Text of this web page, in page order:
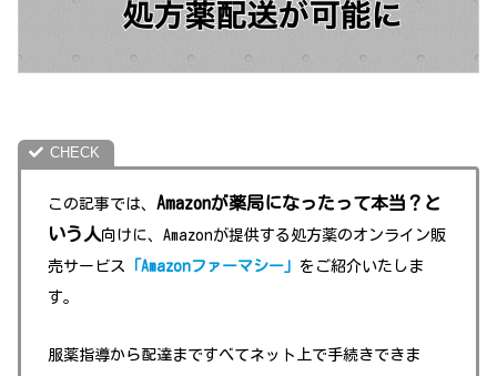
この記事では、 Amazonが薬局になったって本当？と
いう人 向けに、Amazonが提供する処方薬のオンライン販
売サービス 「Amazonファーマシー」 をご紹介いたしま
す。
服薬指導から配達まですべてネット上で手続きできま